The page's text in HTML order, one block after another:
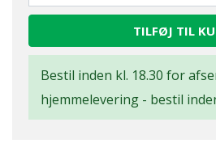
TILFØJ TIL
Bestil inden kl. 18.30 for
hjemmelevering - bestil